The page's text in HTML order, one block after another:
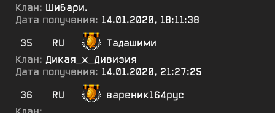
Клан: Шибари.
Дата получения: 14.01.2020, 18:11:38
35
RU
Тадашими
Клан: Дикая_х_Дивизия
Дата получения: 14.01.2020, 21:27:25
36
RU
вареник164рус